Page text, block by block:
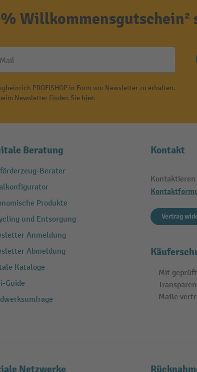
Willkommensgutschein²
PROFISHOP in Form von Newsletter zu erhalten.
Newsletter finden Sie hier.
Beratung
Berater
Produkte
und Entsorgung
Anmeldung
Abmeldung
Kataloge
Guide
Kontakt
Kontaktieren
Vertrag
Mit
Maße
Netzwerke